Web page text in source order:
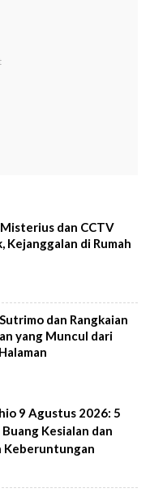
dan CCTV
Kejanggalan di Rumah
dan Rangkaian
yang Muncul dari
9 Agustus 2026: 5
Buang Kesialan dan
Keberuntungan